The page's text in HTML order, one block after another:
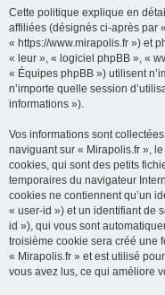
Cette politique explique en
affiliées (désignés ci-après par
« https://www.mirapolis.fr ») et
« leur », « logiciel phpBB », «
« Équipes phpBB ») utilisent
n’importe quelle session
informations »).
Vos informations sont
naviguant sur « Mirapolis.fr »,
cookies, qui sont des petits
temporaires du navigateur
cookies ne contiennent qu’un
« user-id ») et un identifiant de
id »), qui vous sont
troisième cookie sera créé une
« Mirapolis.fr » et est utilisé
vous avez lus, ce qui améliore